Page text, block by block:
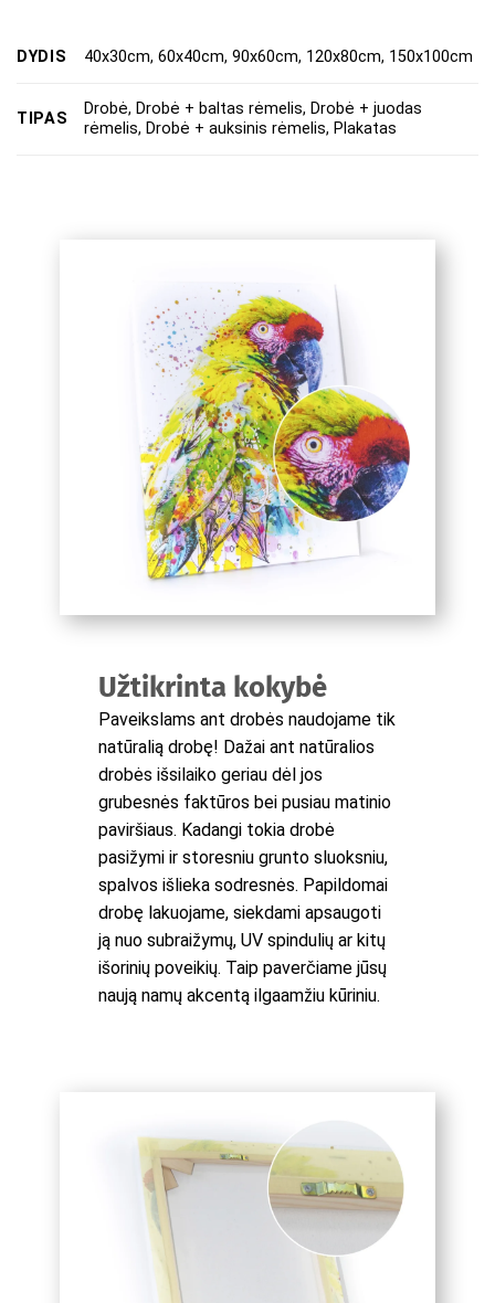
DYDIS 40x30cm, 60x40cm, 90x60cm, 120x80cm, 150x100cm
TIPAS
Drobė, Drobė + baltas rėmelis, Drobė + juodas
rėmelis, Drobė + auksinis rėmelis, Plakatas
Užtikrinta kokybė
Paveikslams ant drobės naudojame tik
natūralią drobę! Dažai ant natūralios
drobės išsilaiko geriau dėl jos
grubesnės faktūros bei pusiau matinio
paviršiaus. Kadangi tokia drobė
pasižymi ir storesniu grunto sluoksniu,
spalvos išlieka sodresnės. Papildomai
drobę lakuojame, siekdami apsaugoti
ją nuo subraižymų, UV spindulių ar kitų
išorinių poveikių. Taip paverčiame jūsų
naują namų akcentą ilgaamžiu kūriniu.